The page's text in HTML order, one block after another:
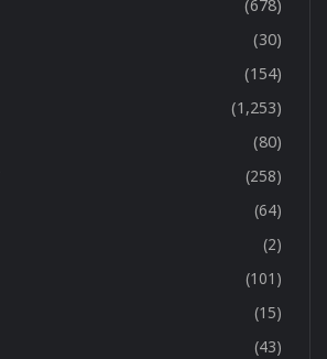
(678)
(30)
(154)
(1,253)
(80)
(258)
(64)
(2)
(101)
(15)
(43)